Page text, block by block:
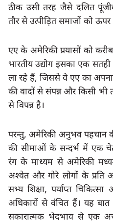
ठीक उसी तरह जैसे दलित
तौर से उत्पीड़ित समाजों को
एए के अमेरिकी प्रयासों को
भारतीय उद्योग इसका एक
ला रहे हैं, जिससे वे एए का
की वादों से संपन्न और किसी भी
से विपन्न है।
परन्तु, अमेरिकी अनुभव पहचान
की सीमाओं के सन्दर्भ में एक
रंग के माध्यम से अमेरिकी
अश्वेत और गोरे लोगों के
सभ्य शिक्षा, पर्याप्त
अधिकारों से वंचित हैं। यह
सकारात्मक भेदभाव से एक